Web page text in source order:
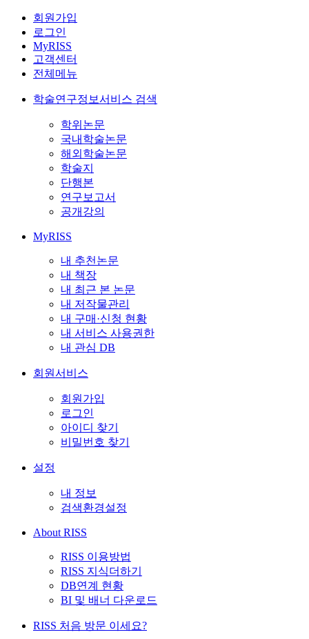
회원가입
로그인
MyRISS
고객센터
전체메뉴
학술연구정보서비스 검색
학위논문
국내학술논문
해외학술논문
학술지
단행본
연구보고서
공개강의
MyRISS
내 추천논문
내 책장
내 최근 본 논문
내 저작물관리
내 구매·신청 현황
내 서비스 사용권한
내 관심 DB
회원서비스
회원가입
로그인
아이디 찾기
비밀번호 찾기
설정
내 정보
검색환경설정
About RISS
RISS 이용방법
RISS 지식더하기
DB연계 현황
BI 및 배너 다운로드
RISS 처음 방문 이세요?